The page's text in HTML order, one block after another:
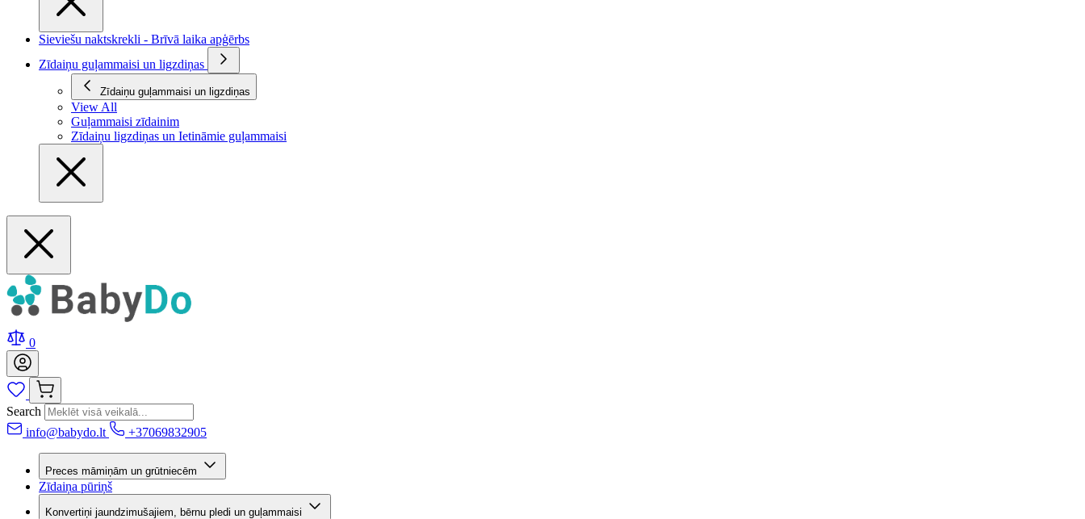
Sieviešu naktskrekli - Brīvā laika apģērbs
Zīdaiņu guļammaisi un ligzdiņas
Zīdaiņu guļammaisi un ligzdiņas
View All
Guļammaisi zīdainim
Zīdaiņu ligzdiņas un Ietināmie guļammaisi
0
Search
info@babydo.lt
+37069832905
Preces māmiņām un grūtniecēm
Zīdaiņa pūriņš
Konvertiņi jaundzimušajiem, bērnu pledi un guļammaisi